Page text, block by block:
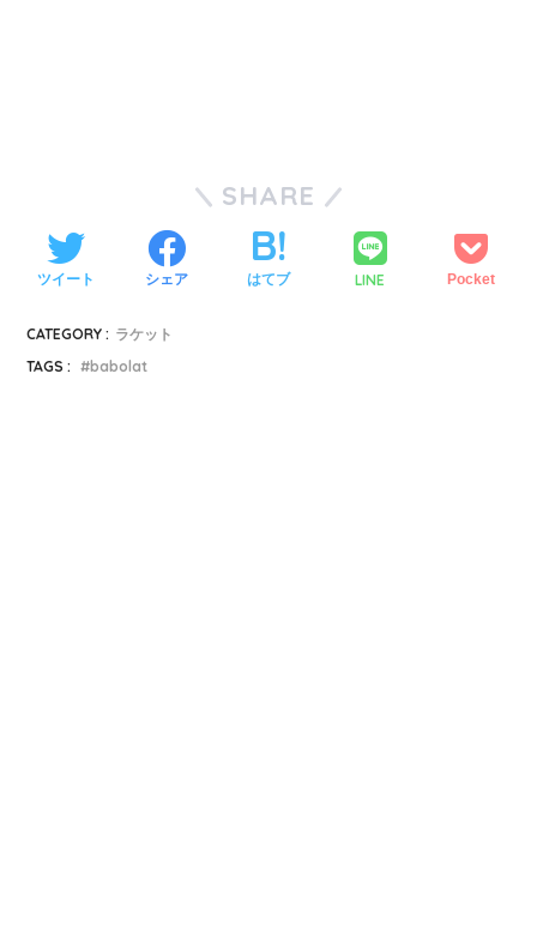
SHARE
ツイート シェア はてブ LINE Pocket
CATEGORY : ラケット
TAGS :
babolat